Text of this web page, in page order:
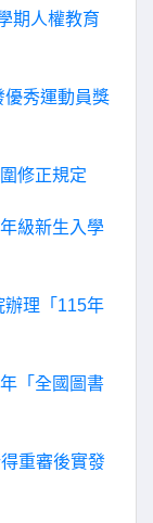
期人權教育
優秀運動員獎
修正規定
級新生入學
辦理「115年
「全國圖書
重審後實發